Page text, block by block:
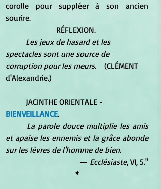
corolle pour suppléer à son ancien
sourire.
RÉFLEXION.
Les jeux de hasard et les
spectacles sont une source de
corruption pour les meurs.    (CLÉMENT
d'Alexandrie.)
JACINTHE ORIENTALE -
BIENVEILLANCE.
La parole douce multiplie les amis
et apaise les ennemis et la grâce abonde
sur les lèvres de l'homme de bien.
— Ecclésiaste, VI, 5."
*